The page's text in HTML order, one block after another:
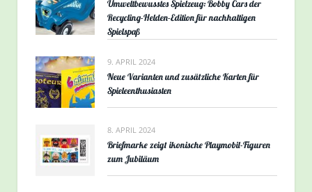
Umweltbewusstes Spielzeug: Bobby Cars der
Recycling-Helden-Edition für nachhaltigen
Spielspaß
9. APRIL 2024
Neue Varianten und zusätzliche Karten für
Spieleenthusiasten
8. APRIL 2024
Briefmarke zeigt ikonische Playmobil-Figuren
zum Jubiläum